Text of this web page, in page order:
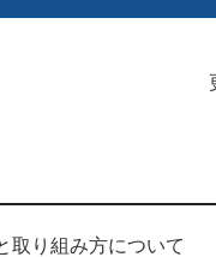
取り組み方について